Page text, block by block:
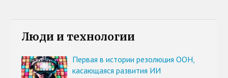
Люди и технологии
Первая в истории резолюция ООН,
касающаяся развития ИИ